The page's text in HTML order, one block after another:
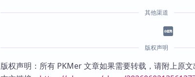
其他渠道
版权声明
版权声明：所有 PKMer 文章如果需要转载，请附上原文